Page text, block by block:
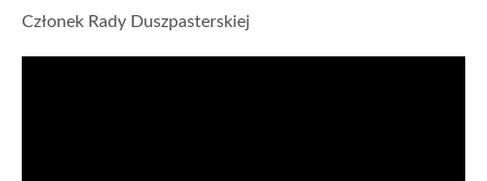
Członek Rady Duszpasterskiej